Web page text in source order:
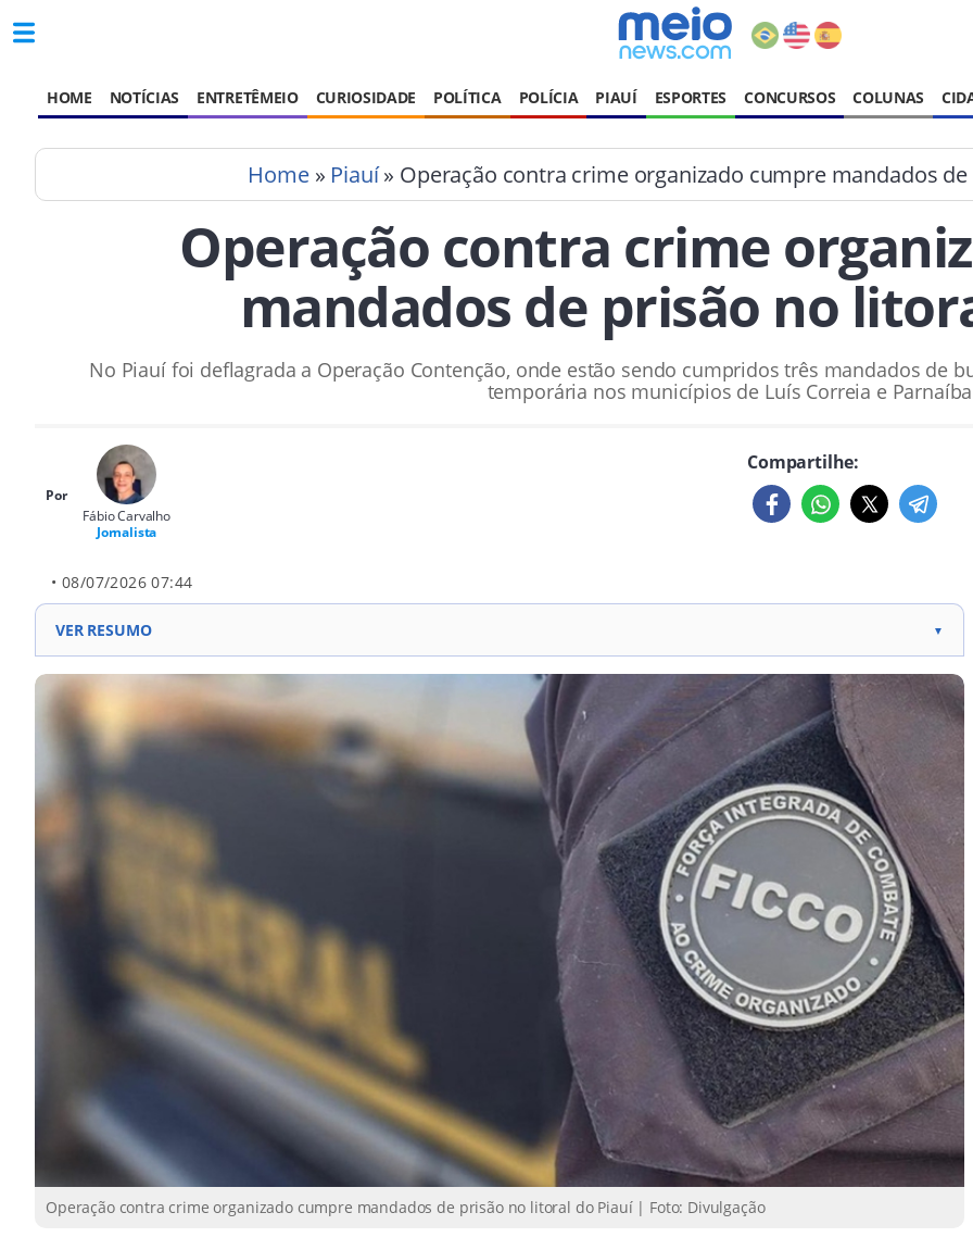
HOME NOTÍCIAS ENTRETÊMEIO CURIOSIDADE POLÍTICA POLÍCIA PIAUÍ ESPORTES CONCURSOS COLUNAS
Home» Piauí» Operação contra crime organizado cumpre mandados
Operação contra crime
mandados de prisão no
No Piauí foi deflagrada a Operação Contenção, onde estão sendo cumpridos três mandados de
temporária nos municípios de Luís Correia e Parnaíba
Por
Fábio Carvalho
Jornalista
• 08/07/2026 07:44
Compartilhe:
VER RESUMO ▼
Forças Integradas de Combate ao Crime Organizado realizam operações em 14 estados contra organizações
criminosas e crimes como tráfico de drogas e armas.
Ações incluem cumprimento de mais de 270 ordens judiciais, com 179 mandados de busca e apreensão e 93
mandados de prisão em diferentes estados.
Operações são coordenadas pela Polícia Federal e envolvem forças de segurança de várias instituições em atuação
integrada contra o crime organizado.
No Piauí, a Operação Contenção cumpre três mandados de busca e apreensão e oito de prisão em Luís Correia e
Parnaíba, investigando organização criminosa.
Outras ações em estados como Amapá, Ceará e São Paulo envolvem prisões, buscas e medidas cautelares contra
tráfico de drogas e lavagem de dinheiro.
Operação contra crime organizado cumpre mandados de prisão no litoral do Piauí | Foto: Divulgação